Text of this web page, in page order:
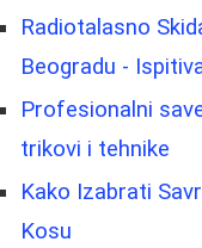
Radiotalasno
Beogradu -
Profesionalni
trikovi i tehnike
Kako Izabrati
Kosu